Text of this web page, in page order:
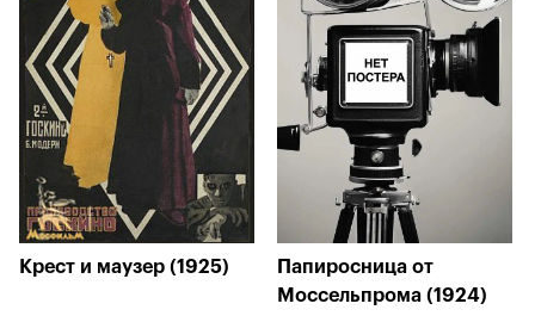
Крест и маузер (1925)
Папиросница от
Моссельпрома (1924)